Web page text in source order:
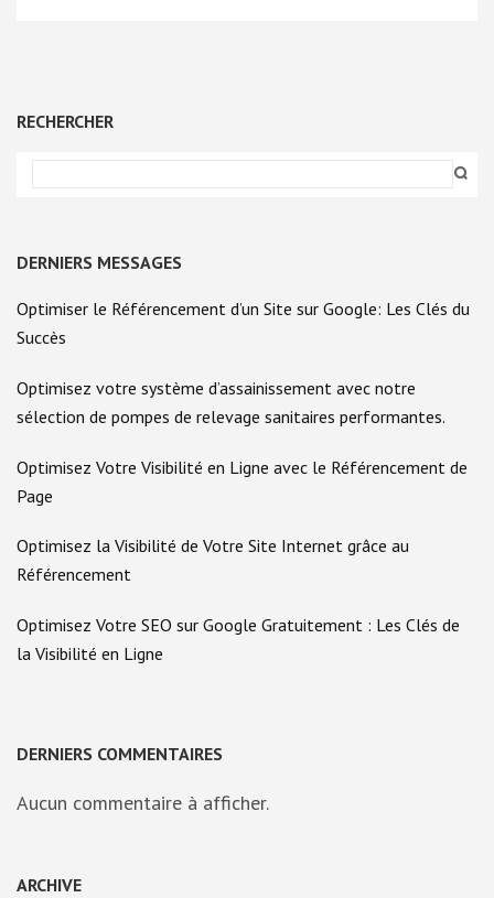
RECHERCHER
DERNIERS MESSAGES
Optimiser le Référencement d’un Site sur Google: Les Clés du
Succès
Optimisez votre système d’assainissement avec notre
sélection de pompes de relevage sanitaires performantes.
Optimisez Votre Visibilité en Ligne avec le Référencement de
Page
Optimisez la Visibilité de Votre Site Internet grâce au
Référencement
Optimisez Votre SEO sur Google Gratuitement : Les Clés de
la Visibilité en Ligne
DERNIERS COMMENTAIRES
Aucun commentaire à afficher.
ARCHIVE